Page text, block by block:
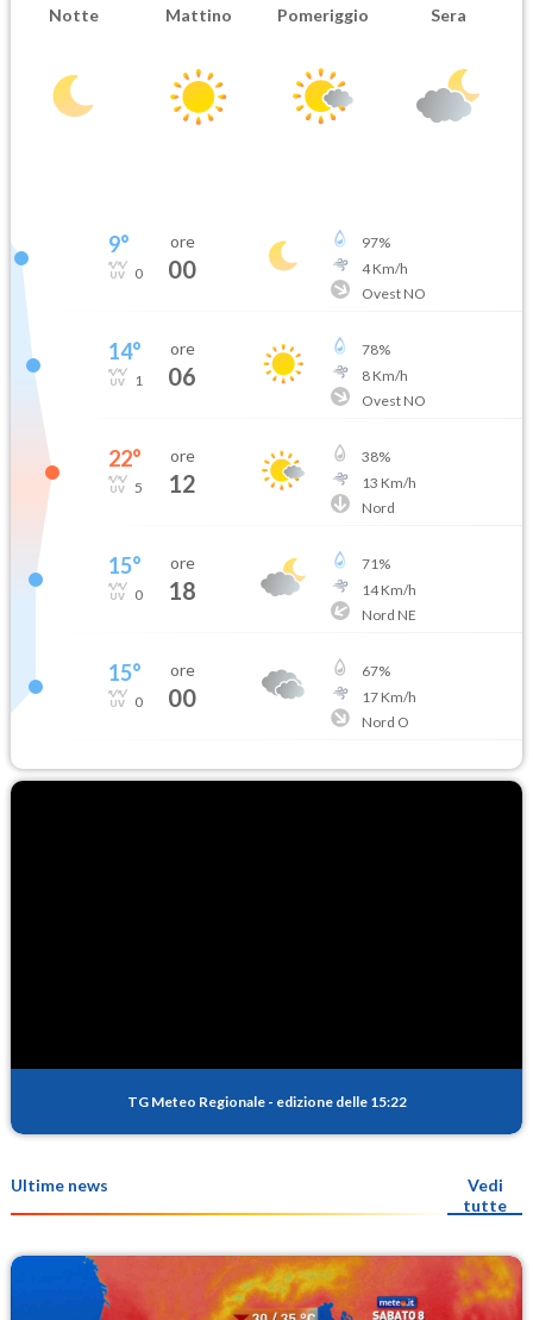
Notte Mattino Pomeriggio Sera
9°
0
ore
00
97%
4Km/h
Ovest NO
14°
1
ore
06
78%
8Km/h
Ovest NO
22°
5
ore
12
38%
13 Km/h
Nord
15°
0
ore
18
71%
14Km/h
Nord NE
15°
0
ore
00
67%
17Km/h
Nord O
TG Meteo Regionale - edizione delle 15:22
Ultime news
Vedi
tutte